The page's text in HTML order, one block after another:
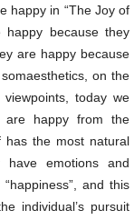
happy in “The Joy of
happy because they
are happy because
on the
today we
happy from the
has the most natural
have emotions and
and this
individual’s pursuit